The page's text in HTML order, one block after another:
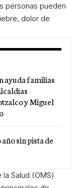
personas pueden
dolor de
ayuda familias
y Miguel
sin pista de
Salud (OMS)